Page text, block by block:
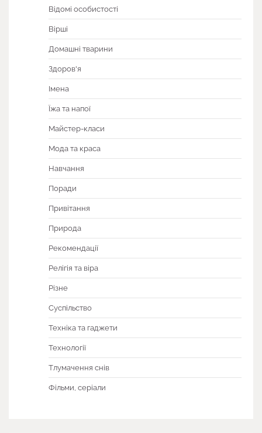
Відомі особистості
Вірші
Домашні тварини
Здоров'я
Імена
Їжа та напої
Майстер-класи
Мода та краса
Навчання
Поради
Привітання
Природа
Рекомендації
Релігія та віра
Різне
Суспільство
Техніка та гаджети
Технології
Тлумачення снів
Фільми, серіали